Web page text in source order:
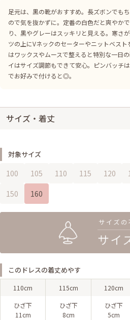
足元は、黒の靴がおすすめ。長ズボンでも
ので気を抜かずに。定番の白色だと爽やか
り、黒やグレーはスッキリと見える。寒さ
ツの上にVネックのセーターやニットベス
はワックスやムースで整えると特別な一日
イはサイズ調節もできて安心。ピンバッチ
でお好みで付けると◎。
サイズ・着丈
対象サイズ
100 105 110 115 120
150
160
このドレスの着丈めやす
110cm 115cm 120cm
ひざ下
11cm
ひざ下
8cm
ひざ下
5cm